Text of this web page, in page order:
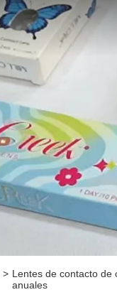
> Lentes de contacto de
anuales